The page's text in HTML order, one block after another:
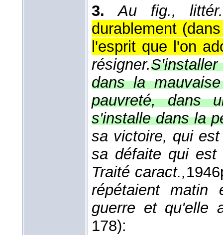
3.
Au fig., littér.
durablement
l'esprit que l'on
résigner.
dans la
pauvreté, dans
s'installe dans la
sa victoire, qui
sa défaite qui
Traité caract.,1946
répétaient
guerre et qu'elle
178):